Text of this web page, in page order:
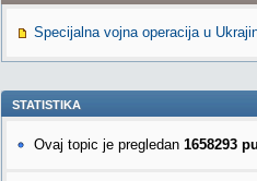
Specijalna vojna operacija u
STATISTIKA
Ovaj topic je pregledan 1658293